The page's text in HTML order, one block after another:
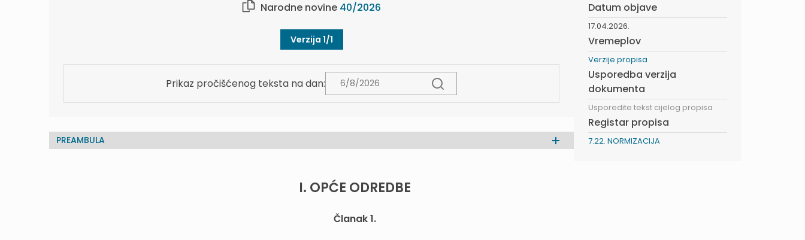
Narodne novine 40/2026
Verzija 1/1
Prikaz pročišćenog teksta na dan:
PREAMBULA
I. OPĆE ODREDBE
Članak 1.
Datum objave
17.04.2026.
Vremeplov
Verzije propisa
Usporedba verzija
dokumenta
Usporedite tekst cijelog propisa
Registar propisa
7.22. NORMIZACIJA